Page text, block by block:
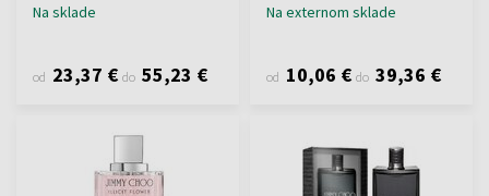
Na sklade
od 23,37 € do 55,23 €
Na externom sklade
od 10,06 € do 39,36 €